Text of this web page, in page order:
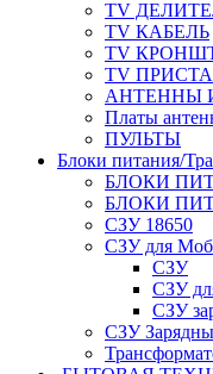
TV
TV КАБЕЛЬ
TV
TV
АНТЕННЫ
Платы
ПУЛЬТЫ
Блоки питания/
БЛОКИ
БЛОКИ
СЗУ 18650
СЗУ для
СЗУ
СЗУ
СЗУ
СЗУ